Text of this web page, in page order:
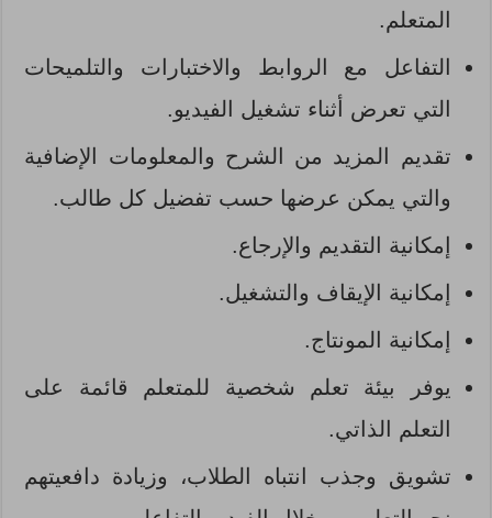
المتعلم.
التفاعل مع الروابط والاختبارات والتلميحات
التي تعرض أثناء تشغيل الفيديو.
تقديم المزيد من الشرح والمعلومات الإضافية
والتي يمكن عرضها حسب تفضيل كل طالب.
إمكانية التقديم والإرجاع.
إمكانية الإيقاف والتشغيل.
إمكانية المونتاج.
يوفر بيئة تعلم شخصية للمتعلم قائمة على
التعلم الذاتي.
تشويق وجذب انتباه الطلاب، وزيادة دافعيتهم